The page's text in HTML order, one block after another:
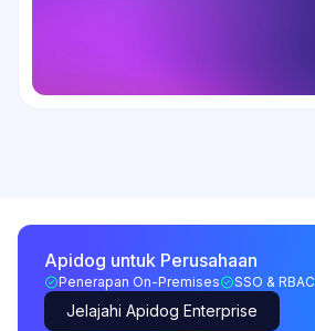
Apidog untuk Perusahaan
Penerapan On-Premises SSO & RBAC
Jelajahi Apidog Enterprise